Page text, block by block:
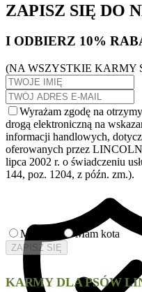
ZAPISZ SIĘ DO
I ODBIERZ 10%
(NA WSZYSTKIE KARMY
Wyrażam zgodę na
drogą elektroniczną na
informacji handlowych,
oferowanych przez
lipca 2002 r. o świadczeniu
144, poz. 1204, z późn. zm.).
Mam psa Mam kota
ZAPISZ SIĘ
KARMY DLA PSÓW